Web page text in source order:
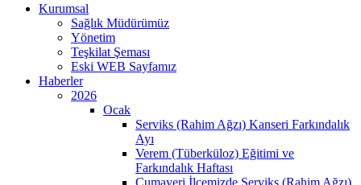
Kurumsal
Sağlık Müdürümüz
Yönetim
Teşkilat Şeması
Eski WEB Sayfamız
Haberler
2026
Ocak
Serviks (Rahim Ağzı) Kanseri Farkındalık
Ayı
Verem (Tüberküloz) Eğitimi ve
Farkındalık Haftası
Cumayeri İlçemizde Serviks (Rahim Ağzı)